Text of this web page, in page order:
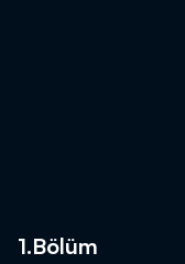
1.Bölüm